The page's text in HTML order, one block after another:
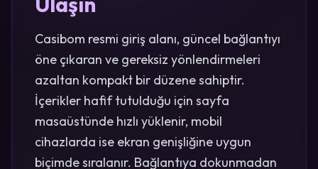
Casibom resmi giriş alanı, güncel bağlantıyı
öne çıkaran ve gereksiz yönlendirmeleri
azaltan kompakt bir düzene sahiptir.
İçerikler hafif tutulduğu için sayfa
masaüstünde hızlı yüklenir, mobil
cihazlarda ise ekran genişliğine uygun
biçimde sıralanır. Bağlantıya dokunmadan